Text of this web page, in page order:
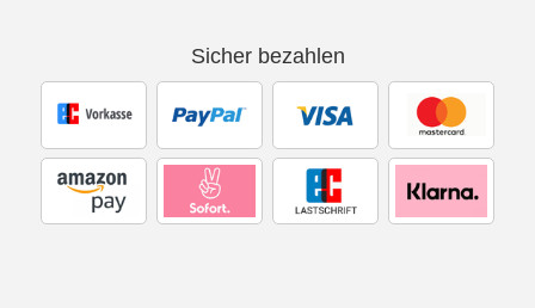
Sicher bezahlen